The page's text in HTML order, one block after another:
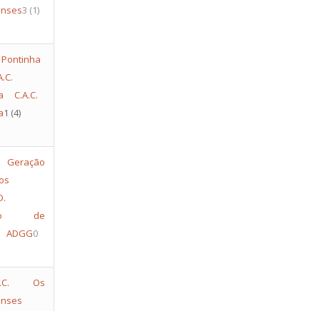
3 (1)
C.A.C.
1 (4)
de
ADGG0